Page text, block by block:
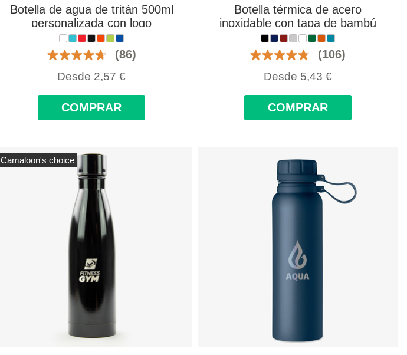
Botella de agua de tritán 500ml
personalizada con logo
(86)
Desde 2,57 €
COMPRAR
Botella térmica de acero
inoxidable con tapa de bambú
500 ml personalizada con logo
(106)
Desde 5,43 €
COMPRAR
Camaloon's choice